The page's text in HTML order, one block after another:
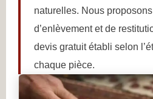
naturelles. Nous
d’enlèvement et de
devis gratuit établi selon
chaque pièce.